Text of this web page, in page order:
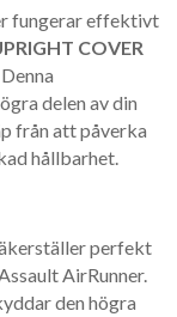
fungerar effektivt
COVER
Denna
delen av din
från att påverka
hållbarhet.
perfekt
AirRunner.
den högra